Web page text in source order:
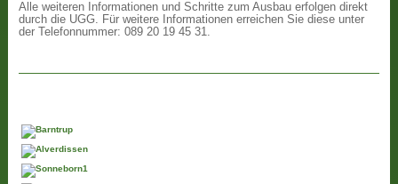
Alle weiteren Informationen und Schritte zum Ausbau erfolgen direkt
durch die UGG. Für weitere Informationen erreichen Sie diese unter
der Telefonnummer: 089 20 19 45 31.